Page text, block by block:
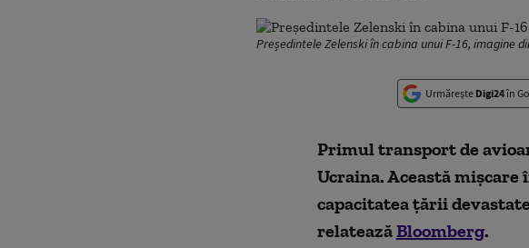
Președintele Zelenski în cabina unui F-16, imagine
Urmărește Digi24în
Primul transport de
Ucraina. Această mișcare
capacitatea țării
relateazăBloomberg.